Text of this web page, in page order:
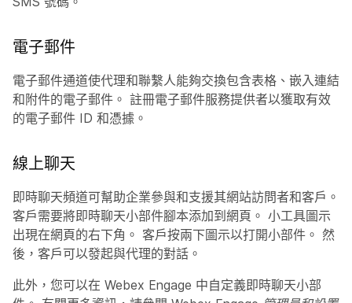
電子郵件
電子郵件通道使代理和聯繫人能夠交換包含表格、嵌入連結
和附件的電子郵件。 註冊電子郵件服務提供者以獲取有效
的電子郵件 ID 和憑據。
線上聊天
即時聊天頻道可幫助企業參與和支援其網站訪問者和客戶。
客戶需要將即時聊天小部件腳本添加到網頁。 小工具圖示
出現在網頁的右下角。 客戶按兩下圖示以打開小部件。 然
後，客戶可以發起與代理的對話。
此外，您可以在 Webex Engage 中自定義即時聊天小部